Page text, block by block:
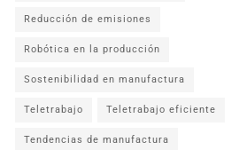
Reducción de emisiones
Robótica en la producción
Sostenibilidad en manufactura
Teletrabajo Teletrabajo eficiente
Tendencias de manufactura